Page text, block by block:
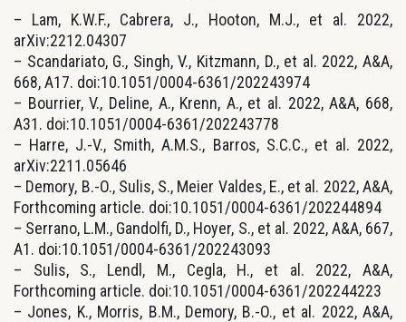
– Lam, K.W.F., Cabrera, J., Hooton, M.J., et al. 2022,
arXiv:2212.04307
– Scandariato, G., Singh, V., Kitzmann, D., et al. 2022, A&A,
668, A17. doi:10.1051/0004-6361/202243974
– Bourrier, V., Deline, A., Krenn, A., et al. 2022, A&A, 668,
A31. doi:10.1051/0004-6361/202243778
– Harre, J.-V., Smith, A.M.S., Barros, S.C.C., et al. 2022,
arXiv:2211.05646
– Demory, B.-O., Sulis, S., Meier Valdes, E., et al. 2022, A&A,
Forthcoming article. doi:10.1051/0004-6361/202244894
– Serrano, L.M., Gandolfi, D., Hoyer, S., et al. 2022, A&A, 667,
A1. doi:10.1051/0004-6361/202243093
– Sulis, S., Lendl, M., Cegla, H., et al. 2022, A&A,
Forthcoming article. doi:10.1051/0004-6361/202244223
– Jones, K., Morris, B.M., Demory, B.-O., et al. 2022, A&A,